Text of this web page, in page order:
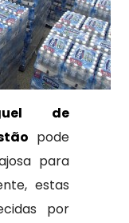
de
pode
para
estas
por